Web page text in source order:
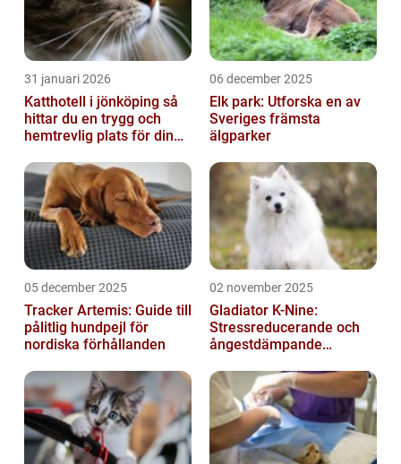
31 januari 2026
Katthotell i jönköping så
hittar du en trygg och
hemtrevlig plats för din
06 december 2025
Elk park: Utforska en av
Sveriges främsta
älgparker
05 december 2025
Tracker Artemis: Guide till
pålitlig hundpejl för
nordiska förhållanden
02 november 2025
Gladiator K-Nine:
Stressreducerande och
ångestdämpande